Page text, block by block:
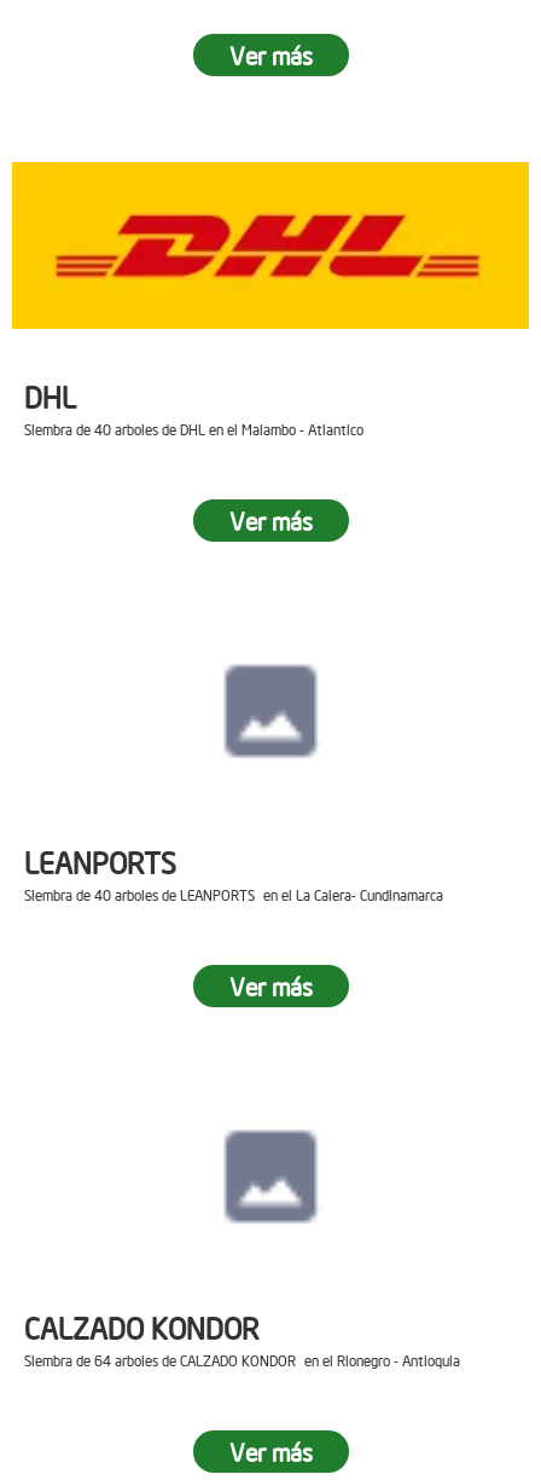
Ver más
DHL
Siembra de 40 arboles de DHL en el Malambo - Atlantico
Ver más
LEANPORTS
Siembra de 40 arboles de LEANPORTS en el La Calera- Cundinamarca
Ver más
CALZADO KONDOR
Siembra de 64 arboles de CALZADO KONDOR en el Rionegro - Antioquia
Ver más